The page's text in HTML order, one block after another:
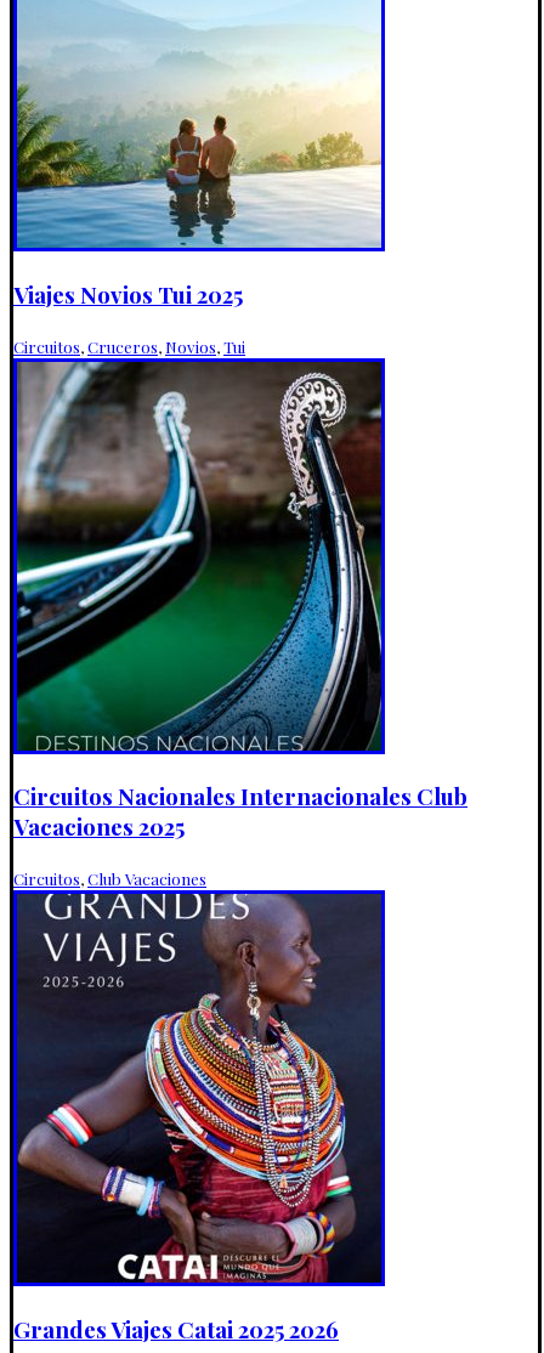
Viajes Novios Tui 2025
Circuitos,Cruceros, Novios,Tui
Circuitos Nacionales Internacionales Club
Vacaciones 2025
Circuitos,Club Vacaciones
Grandes Viajes Catai 2025 2026